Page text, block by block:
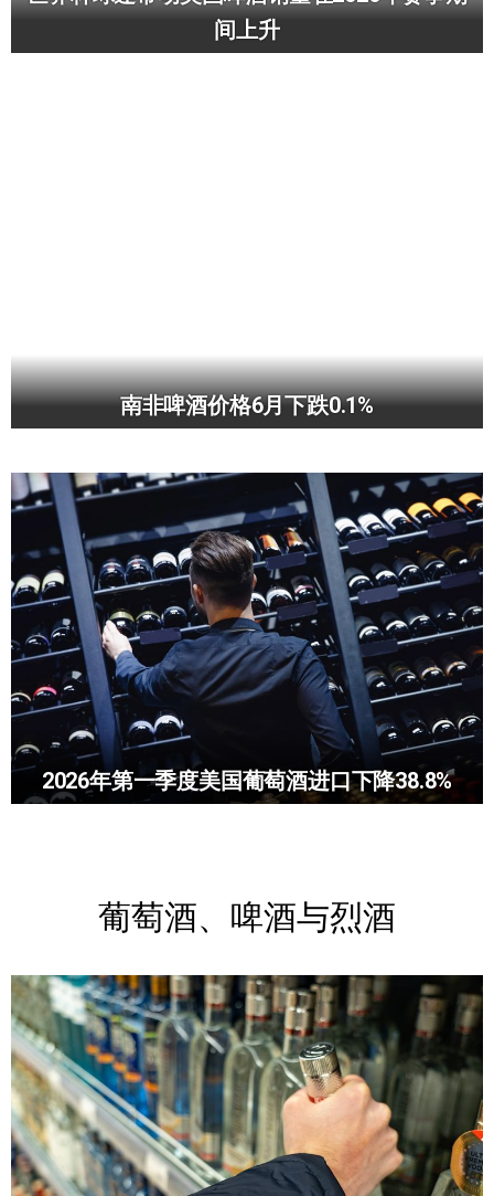
间上升
南非啤酒价格6月下跌0.1%
2026年第一季度美国葡萄酒进口下降38.8%
葡萄酒、啤酒与烈酒